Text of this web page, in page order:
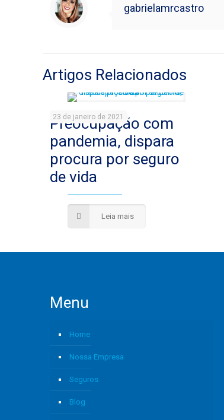
gabrielamrcastro
Artigos Relacionados
23 de janeiro de 2021
Preocupação com
pandemia, dispara
procura por seguro
de vida
Leia mais
Menu
Home
Nossa Empresa
Seguros
Blog